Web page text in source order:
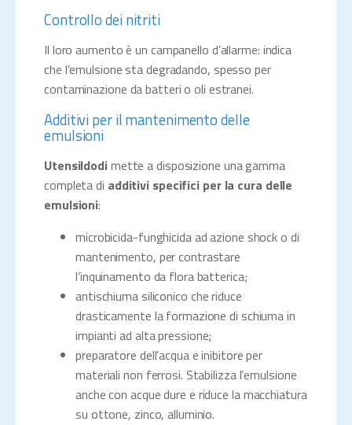
Controllo dei nitriti
Il loro aumento è un campanello d’allarme: indica
che l’emulsione sta degradando, spesso per
contaminazione da batteri o oli estranei.
Additivi per il mantenimento delle
emulsioni
Utensildodimette a disposizione una gamma
completa di additivi specifici per la cura delle
emulsioni:
microbicida-funghicida ad azione shock o di
mantenimento, per contrastare
l’inquinamento da flora batterica;
antischiuma siliconico che riduce
drasticamente la formazione di schiuma in
impianti ad alta pressione;
preparatore dell’acqua e inibitore per
materiali non ferrosi. Stabilizza l’emulsione
anche con acque dure e riduce la macchiatura
su ottone, zinco, alluminio.